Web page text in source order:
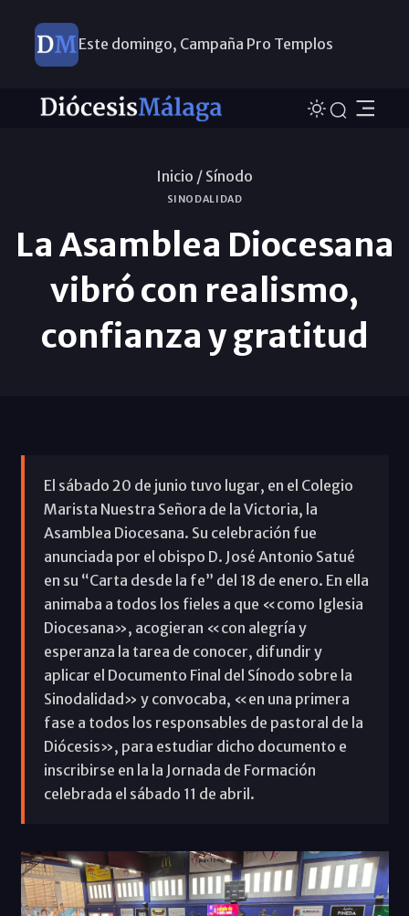
Este domingo, Campaña Pro Templos
Inicio / Sínodo
SINODALIDAD
La Asamblea Diocesana
vibró con realismo,
confianza y gratitud
El sábado 20 de junio tuvo lugar, en el Colegio
Marista Nuestra Señora de la Victoria, la
Asamblea Diocesana. Su celebración fue
anunciada por el obispo D. José Antonio Satué
en su “Carta desde la fe” del 18 de enero. En ella
animaba a todos los fieles a que «como Iglesia
Diocesana», acogieran «con alegría y
esperanza la tarea de conocer, difundir y
aplicar el Documento Final del Sínodo sobre la
Sinodalidad» y convocaba, «en una primera
fase a todos los responsables de pastoral de la
Diócesis», para estudiar dicho documento e
inscribirse en la la Jornada de Formación
celebrada el sábado 11 de abril.